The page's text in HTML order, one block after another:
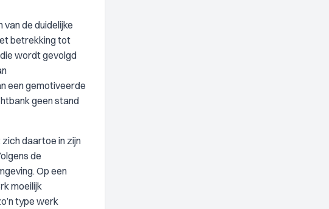
de duidelijke
betrekking tot
wordt gevolgd
een gemotiveerde
geen stand
daartoe in zijn
de
Op een
moeilijk
type werk